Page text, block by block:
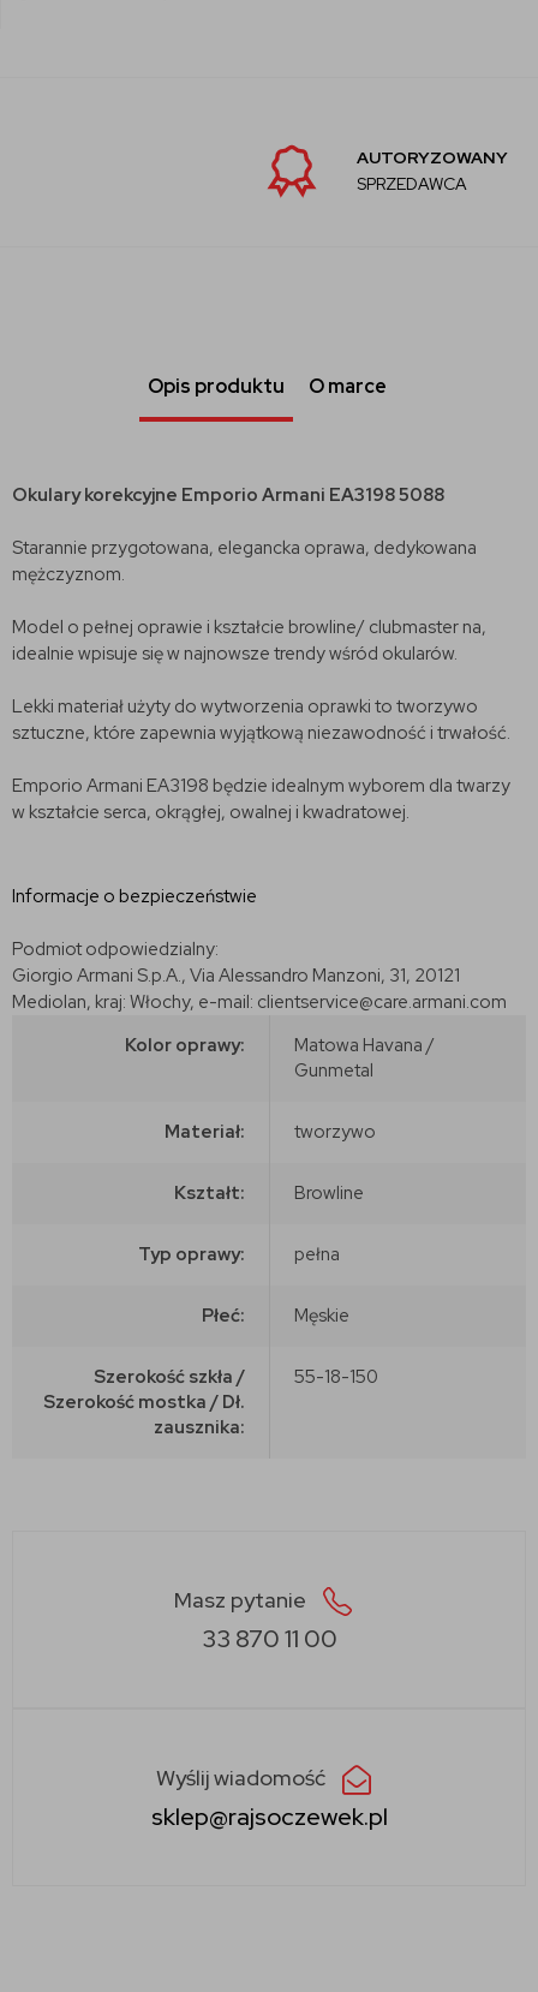
AUTORYZOWANY
SPRZEDAWCA
Opis produktu O marce
Okulary korekcyjne Emporio Armani EA3198 5088
Starannie przygotowana, elegancka oprawa, dedykowana
mężczyznom.
Model o pełnej oprawie i kształcie browline/ clubmaster na,
idealnie wpisuje się w najnowsze trendy wśród okularów.
Lekki materiał użyty do wytworzenia oprawki to tworzywo
sztuczne, które zapewnia wyjątkową niezawodność i trwałość.
Emporio Armani EA3198 będzie idealnym wyborem dla twarzy
w kształcie serca, okrągłej, owalnej i kwadratowej.
Informacje o bezpieczeństwie
Podmiot odpowiedzialny:
Giorgio Armani S.p.A., Via Alessandro Manzoni, 31, 20121
Mediolan, kraj: Włochy, e-mail: clientservice@care.armani.com
Kolor oprawy:
Matowa Havana /
Gunmetal
Materiał: tworzywo
Kształt: Browline
Typ oprawy: pełna
Płeć: Męskie
Szerokość szkła /
Szerokość mostka / Dł.
zausznika:
55-18-150
Masz pytanie
33 870 11 00
Wyślij wiadomość
sklep@rajsoczewek.pl